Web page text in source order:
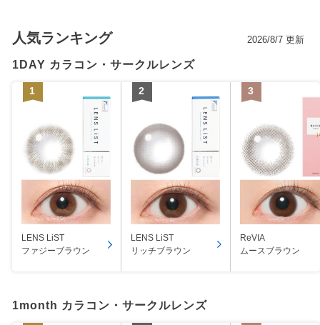
人気ランキング 2026/8/7 更新
1DAY カラコン・サークルレンズ
LENS LiST
ファジーブラウン
LENS LiST
リッチブラウン
ReVIA
ムースブラウン
1month カラコン・サークルレンズ